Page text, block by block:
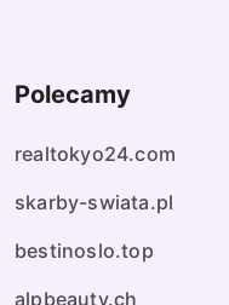
Polecamy
realtokyo24.com
skarby-swiata.pl
bestinoslo.top
alpbeauty.ch